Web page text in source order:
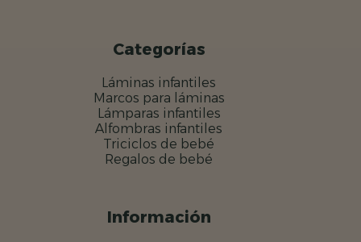
Categorías
Láminas infantiles
Marcos para láminas
Lámparas infantiles
Alfombras infantiles
Triciclos de bebé
Regalos de bebé
Información